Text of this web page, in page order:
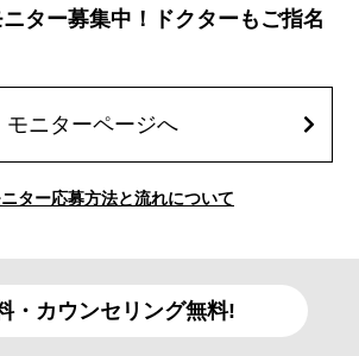
ター募集中！ドクターもご指名
モニターページへ
ター応募方法と流れについて
・カウンセリング無料!